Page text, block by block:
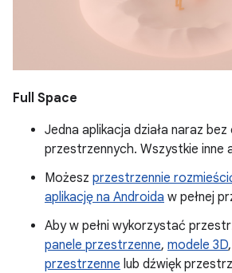
Full Space
Jedna aplikacja działa naraz
przestrzennych. Wszystkie inne
Możesz przestrzennie
aplikację na Androida w pełnej
Aby w pełni wykorzystać
panele przestrzenne, modele 3D,
przestrzenne lub dźwięk